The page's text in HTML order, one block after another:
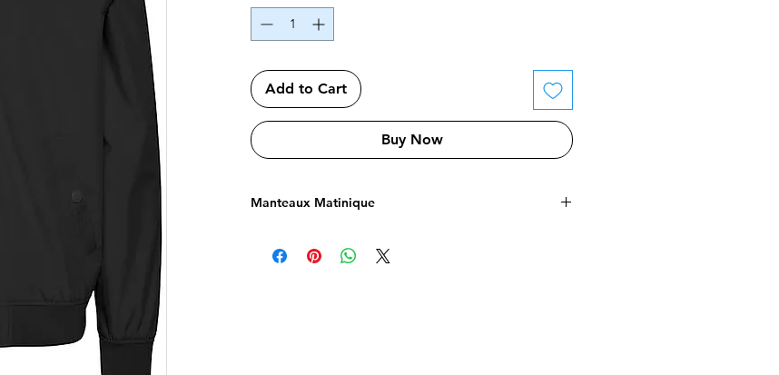
Add to Cart
Buy Now
Manteaux Matinique